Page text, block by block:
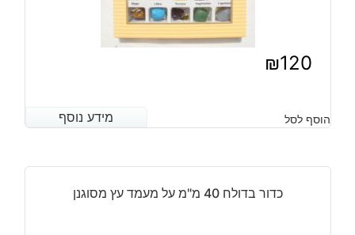
₪120
מידע נוסף הוסף לסל מידע נוסף
כדור בדולח 40 מ"מ על מעמד עץ מסוגנן